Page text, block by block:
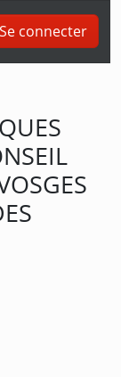
Se connecter